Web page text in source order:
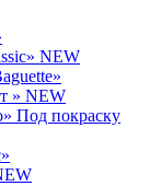
NEW
» NEW
Под покраску